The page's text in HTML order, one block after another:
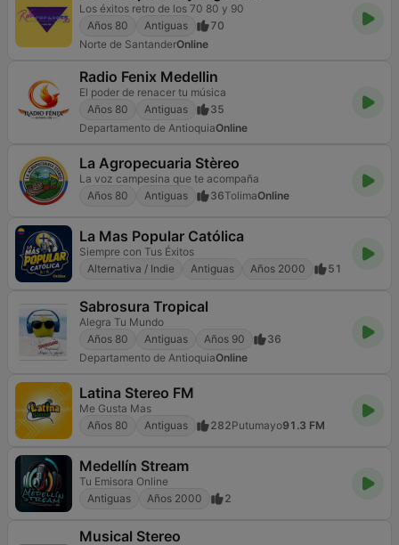
Los éxitos retro de los 70 80 y 90
Años 80
Antiguas
70
Norte de SantanderOnline
Radio Fenix Medellin
El poder de renacer tu música
Años 80
Antiguas
35
Departamento de AntioquiaOnline
La Agropecuaria Stèreo
La voz campesina que te acompaña
Años 80
Antiguas 36TolimaOnline
La Mas Popular Católica
Siempre con Tus Éxitos
Alternativa / Indie
Antiguas Años 2000 51
Sabrosura Tropical
Alegra Tu Mundo
Años 80
Antiguas Años 90
36
Departamento de AntioquiaOnline
Latina Stereo FM
Me Gusta Mas
Años 80
Antiguas 282Putumayo91.3 FM
Medellín Stream
Tu Emisora Online
Antiguas
Años 2000 2
Musical Stereo